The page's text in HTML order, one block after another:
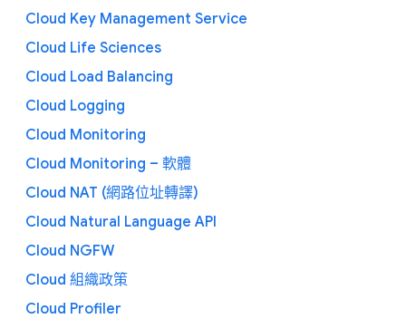
Cloud Key Management Service
Cloud Life Sciences
Cloud Load Balancing
Cloud Logging
Cloud Monitoring
Cloud Monitoring – 軟體
Cloud NAT (網路位址轉譯)
Cloud Natural Language API
Cloud NGFW
Cloud 組織政策
Cloud Profiler